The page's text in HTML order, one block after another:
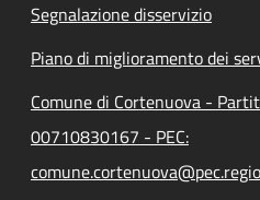
Segnalazione disservizio
Piano di miglioramento dei
Comune di Cortenuova -
00710830167 - PEC: